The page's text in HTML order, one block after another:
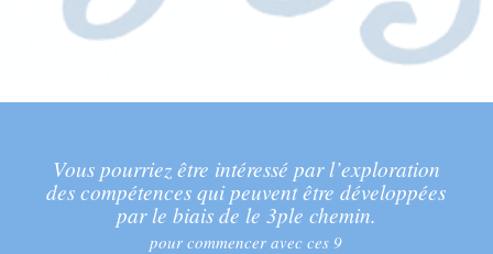
Vous pourriez être intéressé par l’exploration
des compétences qui peuvent être développées
par le biais de le 3ple chemin.
pour commencer avec ces 9